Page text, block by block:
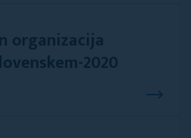
organizacija
2020